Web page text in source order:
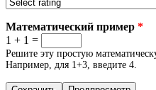
Математический пример *
1 + 1 =
Решите эту простую
Например, для 1+3, введите 4.